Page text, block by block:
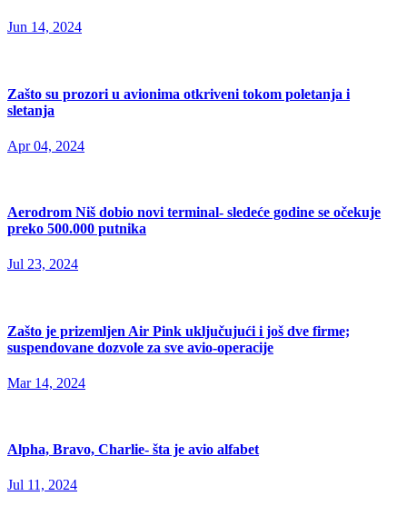
Jun 14, 2024
Zašto su prozori u avionima otkriveni tokom poletanja i
sletanja
Apr 04, 2024
Aerodrom Niš dobio novi terminal- sledeće godine se očekuje
preko 500.000 putnika
Jul 23, 2024
Zašto je prizemljen Air Pink uključujući i još dve firme;
suspendovane dozvole za sve avio-operacije
Mar 14, 2024
Alpha, Bravo, Charlie- šta je avio alfabet
Jul 11, 2024